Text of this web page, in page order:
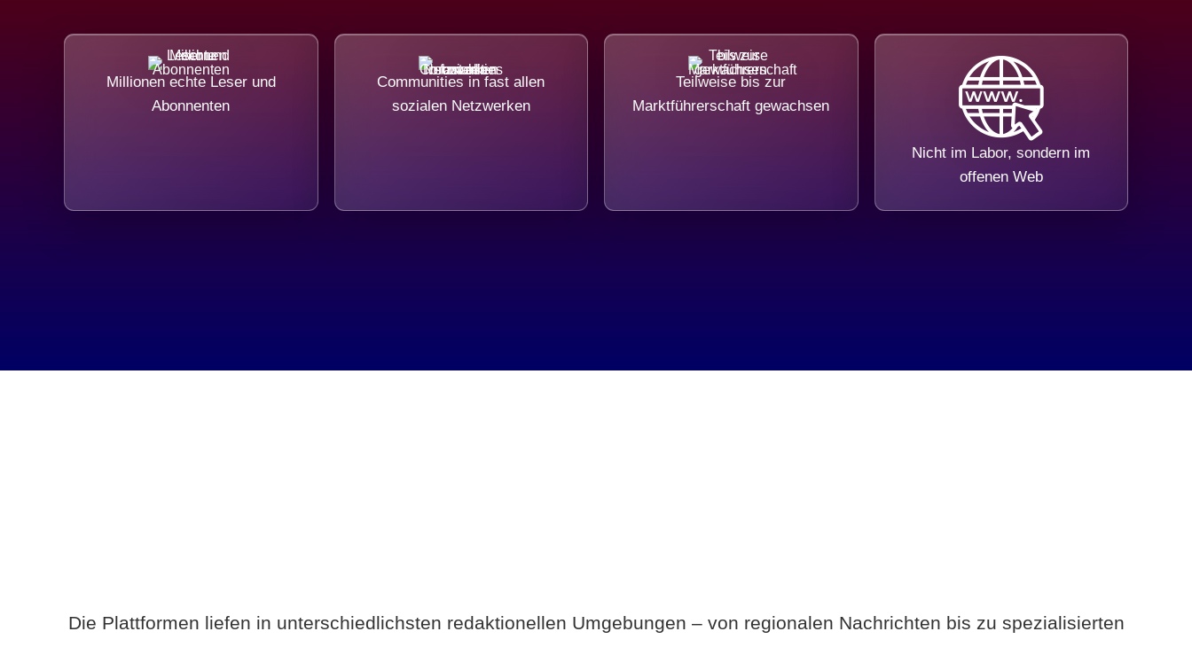
Millionen echte Leser und
Abonnenten
Communities in fast allen
sozialen Netzwerken
Teilweise bis zur
Marktführerschaft gewachsen
Nicht im Labor, sondern im
offenen Web
Die Plattformen liefen in unterschiedlichsten redaktionellen Umgebungen – von regionalen Nachrichten bis zu spezialisierten